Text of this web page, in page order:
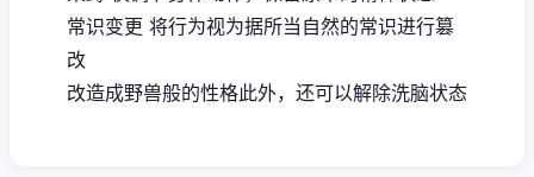
常识变更 将行为视为据所当自然的常识进行篡
改
改造成野兽般的性格此外，还可以解除洗脑状态